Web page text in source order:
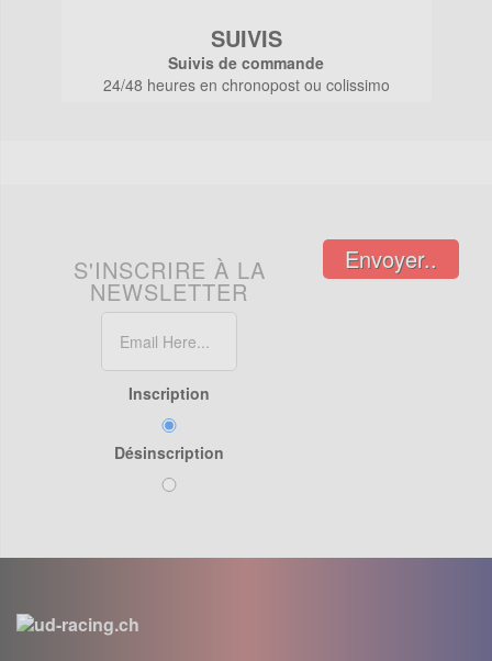
SUIVIS
Suivis de commande
24/48 heures en chronopost ou colissimo
S'INSCRIRE À LA
NEWSLETTER
Inscription
Désinscription
Envoyer..